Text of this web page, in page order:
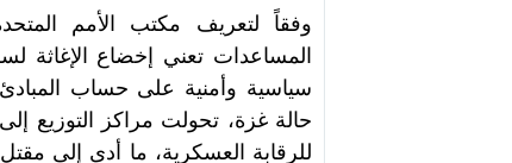
وفقاً لتعريف مكتب الأمم
المساعدات تعني إخضاع الإغاثة
سياسية وأمنية على حساب المبادئ
حالة غزة، تحولت مراكز